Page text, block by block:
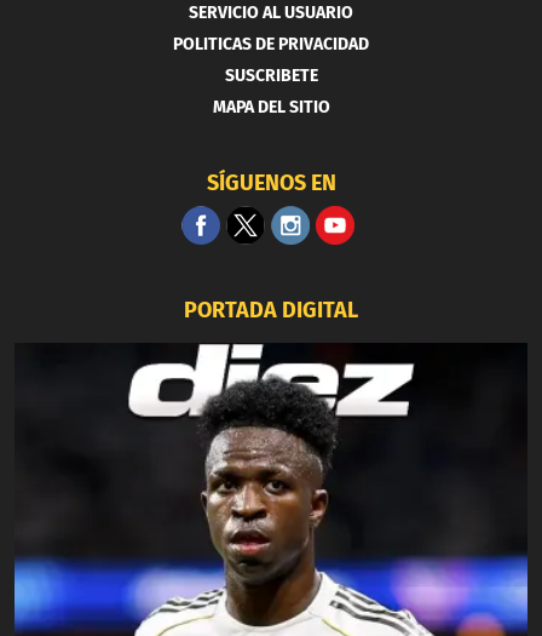
SERVICIO AL USUARIO
POLITICAS DE PRIVACIDAD
SUSCRIBETE
MAPA DEL SITIO
SÍGUENOS EN
PORTADA DIGITAL